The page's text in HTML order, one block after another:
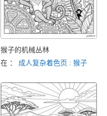
猴子的机械丛林
在 ： 成人复杂着色页 : 猴子